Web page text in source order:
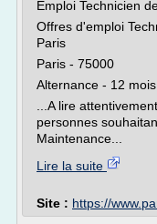
Emploi Technicien
Offres d'emploi
Paris
Paris - 75000
Alternance - 12
...A lire
personnes
Maintenance...
Lire la suite
Site : https://